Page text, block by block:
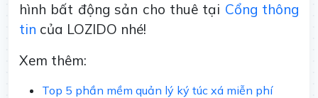
hình bất động sản cho thuê tại Cổng thông
tin của LOZIDO nhé!
Xem thêm:
Top 5 phần mềm quản lý ký túc xá miễn phí